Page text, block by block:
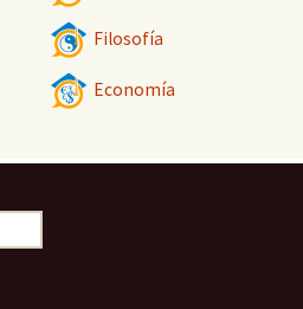
Filosofía
Economía